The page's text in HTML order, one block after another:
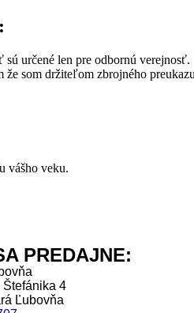
sú určené len pre odbornú verejnosť.
som držiteľom zbrojného
vášho veku.
PREDAJNE:
Štefánika 4
Ľubovňa